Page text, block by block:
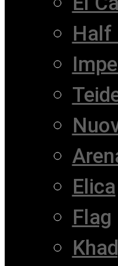
Half
Elica
Flag